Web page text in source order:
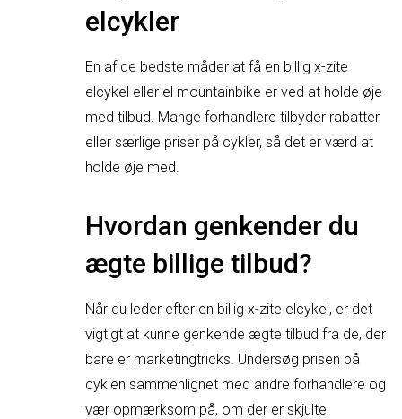
elcykler
En af de bedste måder at få en billig x-zite
elcykel eller el mountainbike er ved at holde øje
med tilbud. Mange forhandlere tilbyder rabatter
eller særlige priser på cykler, så det er værd at
holde øje med.
Hvordan genkender du
ægte billige tilbud?
Når du leder efter en billig x-zite elcykel, er det
vigtigt at kunne genkende ægte tilbud fra de, der
bare er marketingtricks. Undersøg prisen på
cyklen sammenlignet med andre forhandlere og
vær opmærksom på, om der er skjulte